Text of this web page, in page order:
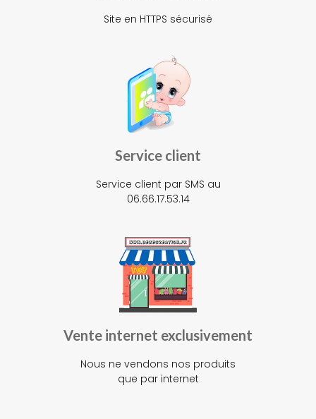
Site en HTTPS sécurisé
Service client
Service client par SMS au
06.66.17.53.14
Vente internet exclusivement
Nous ne vendons nos produits
que par internet